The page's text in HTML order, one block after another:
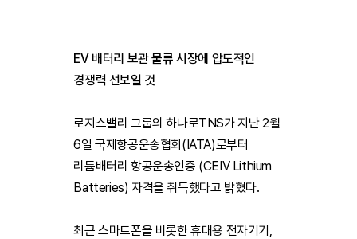
EV 배터리 보관 물류 시장에 압도적인
경쟁력 선보일 것
로지스밸리 그룹의 하나로TNS가 지난 2월
6일 국제항공운송협회(IATA)로부터
리튬배터리 항공운송인증 (CEIV Lithium
Batteries) 자격을 취득했다고 밝혔다.
최근 스마트폰을 비롯한 휴대용 전자기기,